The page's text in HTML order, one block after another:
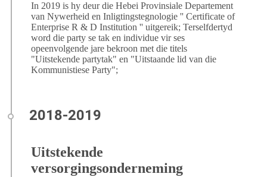
In 2019 is hy deur die Hebei Provinsiale Departement
van Nywerheid en Inligtingstegnologie '' Certificate of
Enterprise R & D Institution '' uitgereik; Terselfdertyd
word die party se tak en individue vir ses
opeenvolgende jare bekroon met die titels
"Uitstekende partytak" en "Uitstaande lid van die
Kommunistiese Party";
Uitstekende
versorgingsonderneming